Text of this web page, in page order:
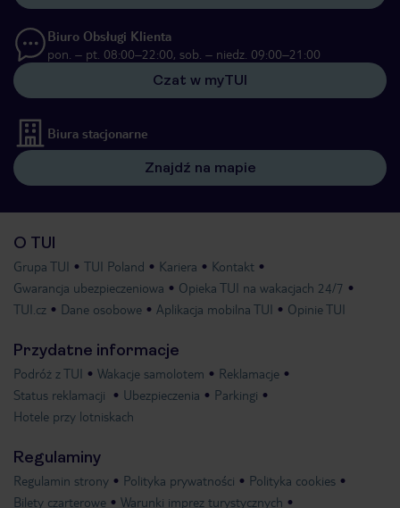
Biuro Obsługi Klienta
pon. – pt. 08:00–22:00, sob. – niedz. 09:00–21:00
Czat w myTUI
Biura stacjonarne
Znajdź na mapie
O TUI
Grupa TUI TUI Poland Kariera
Kontakt
Gwarancja ubezpieczeniowa
Opieka TUI na wakacjach 24/7
TUI.cz
Dane osobowe Aplikacja mobilna TUI Opinie TUI
Przydatne informacje
Podróż z TUI Wakacje samolotem
Reklamacje
Status reklamacji
Ubezpieczenia
Parkingi
Hotele przy lotniskach
Regulaminy
Regulamin strony Polityka prywatności
Polityka cookies
Bilety czarterowe
Warunki imprez turystycznych